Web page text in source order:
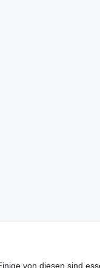
von diesen sind